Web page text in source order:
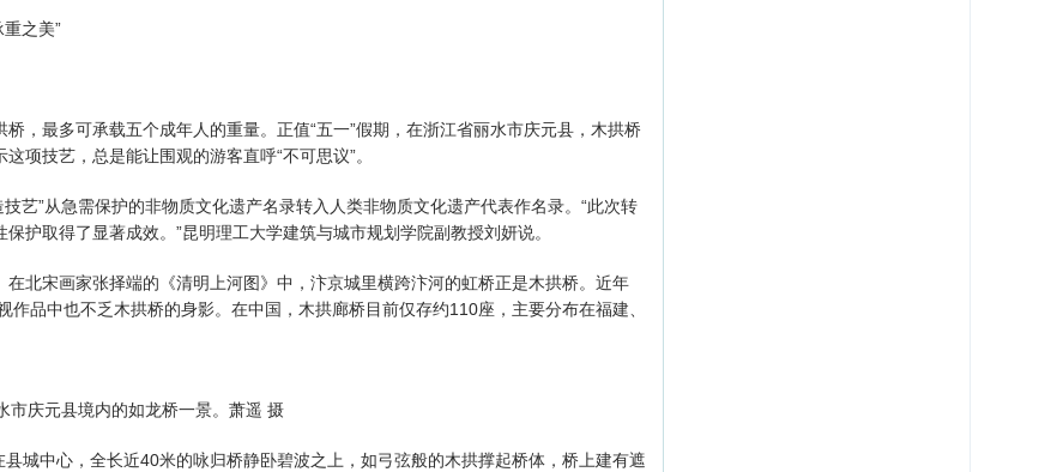
之美”
最多可承载五个成年人的重量。正值“五一”假期，在浙江省丽水市庆元县，木拱桥
项技艺，总是能让围观的游客直呼“不可思议”。
”从急需保护的非物质文化遗产名录转入人类非物质文化遗产代表作名录。“此次转
护取得了显著成效。”昆明理工大学建筑与城市规划学院副教授刘妍说。
宋画家张择端的《清明上河图》中，汴京城里横跨汴河的虹桥正是木拱桥。近年
品中也不乏木拱桥的身影。在中国，木拱廊桥目前仅存约110座，主要分布在福建、
市庆元县境内的如龙桥一景。萧遥 摄
中心，全长近40米的咏归桥静卧碧波之上，如弓弦般的木拱撑起桥体，桥上建有遮